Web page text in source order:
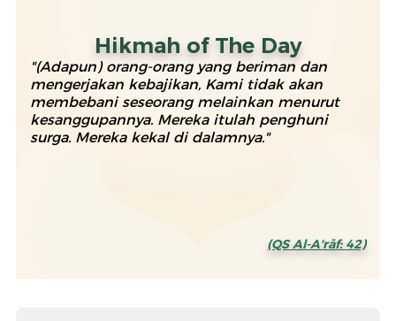
Hikmah of The Day
"(Adapun) orang-orang yang beriman dan
mengerjakan kebajikan, Kami tidak akan
membebani seseorang melainkan menurut
kesanggupannya. Mereka itulah penghuni
surga. Mereka kekal di dalamnya."
(QS Al-A'rāf: 42)